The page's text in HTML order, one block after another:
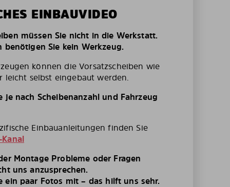
EINBAUVIDEO
müssen Sie nicht in die Werkstatt.
benötigen Sie kein Werkzeug.
können die Vorsatzscheiben wie
leicht selbst eingebaut werden.
je nach Scheibenanzahl und Fahrzeug
Einbauanleitungen finden Sie
Kanal
Montage Probleme oder Fragen
uns anzusprechen.
ein paar Fotos mit – das hilft uns sehr.